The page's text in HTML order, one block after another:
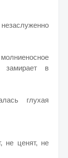
замирает в
глухая
не ценят, не